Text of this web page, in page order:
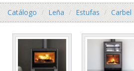
Catálogo Leña Estufas Carbel